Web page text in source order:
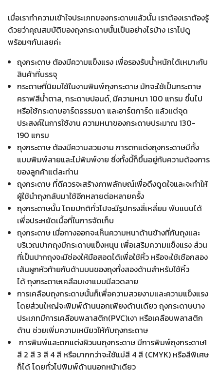
เมื่อเราทำความเข้าใจประเภทของกระดาษแล้วนั้น เราต้องเราต้องรู้
ด้วยว่าคุณสมบัติของถุงกระดาษนั้นเป็นอย่างไรบ้าง เราไปดู
พร้อมๆกันเลยค่ะ
ถุงกระดาษ ต้องมีความแข็งแรง เพื่อรองรับน้ำหนักได้เหมาะกับ
สินค้าที่บรรจุ
กระดาษที่นิยมใช้ในงานพิมพ์ถุงกระดาษ มักจะใช้เป็นกระดาษ
คราฟสีน้ำตาล, กระดาษปอนด์, มีความหนา 100 แกรม ขึ้นไป
หรือใช้กระดาษอาร์ตธรรมดา และอาร์ตการ์ด แล้วแต่จุด
ประสงค์ในการใช้งาน ความหนาของกระดาษประมาณ 130-
190 แกรม
ถุงกระดาษ ต้องมีความสวยงาม การตกแต่งถุงกระดาษมีทั้ง
แบบพิมพ์ลายและไม่พิมพ์งาย ซึ่งทั้งนี้ก็ขึ้นอยู่กับความต้องการ
ของลูกค้าแต่ละท่าน
ถุงกระดาษ ที่ดีควรจะสร้างภาพลักษณ์เพื่อดึงดูดใจและจะทำให้
ผู้ใช้นำถุงกลับมาใช้อีกหลายต่อหลายครั้ง
ถุงกระดาษนั้น โดยปกติทั่วไปจะมีรูปทรงสี่เหลี่ยม พับแบนได้
เพื่อประหยัดเนื้อที่ในการจัดเก็บ
ถุงกระดาษ เมื่อกางออกจะเห็นความหนาด้านข้างที่ก้นถุงและ
บริเวณปากถุงมีกระดาษแข็งหนุน เพื่อเสริมความแข็งแรง ส่วน
ที่เป็นปากถุงจะมีช่องให้มือสอดได้เพื่อใช้หิ้ว หรือจะใช้เชือกสอง
เส้นผูกหัวท้ายกับด้านบนของถุงทั้งสองด้านสำหรับใช้หิ้ว
ได้ ถุงกระดาษเคลือบเงาแบบมีลวดลาย
การเคลือบถุงกระดาษนั้นก็เพื่อความสวยงามและความแข็งแรง
โดยส่วนใหญ่จะพิมพ์ด้านนอกเพียงด้านเดียว ถุงกระดาษบาง
ประเภทมีการเคลือบพลาสติก(PVC)เงา หรือเคลือบพลาสติก
ด้าน ช่วยเพิ่มความเหนียวให้กับถุงกระดาษ
การพิมพ์และตกแต่งผิวบนถุงกระดาษ มีการพิมพ์ถุงกระดาษ1
สี 2 สี 3 สี 4 สี หรือมากกว่าจะใช้แม่สี 4 สี (CMYK) หรือสีพิเศษ
ก็ได้ โดยทั่วไปพิมพ์ด้านนอกหน้าเดียว